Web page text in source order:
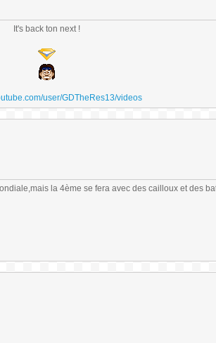
It's back ton next !
user/GDTheRes13/videos
la 4ème se fera avec des cailloux et des